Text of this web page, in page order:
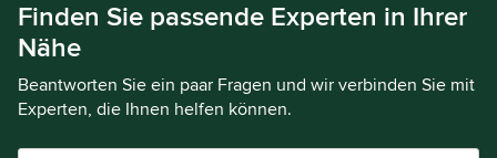
Finden Sie passende Experten in Ihrer
Nähe
Beantworten Sie ein paar Fragen und wir verbinden Sie mit
Experten, die Ihnen helfen können.